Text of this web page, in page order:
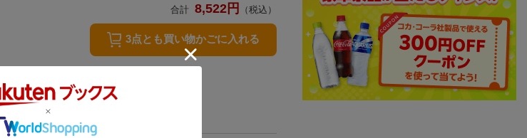
合計 8,522 円 （税込）
3点とも買い物かごに入れる